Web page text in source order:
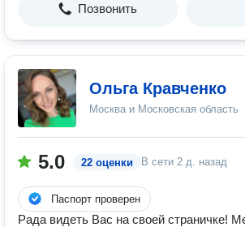
Позвонить
Ольга Кравченко
Москва и Московская область
5.0 22 оценки В сети 2 д. назад
Паспорт проверен
Рада видеть Вас на своей страничке!